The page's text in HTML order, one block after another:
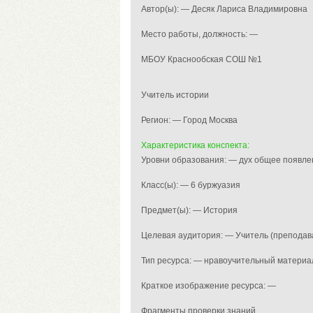
Автор(ы): — Десяк Лариса Владимировна
Место работы, должность: —
МБОУ Краснообская СОШ №1
Учитель истории
Регион: — Город Москва
Характеристика конспекта:
Уровни образования: — дух общее
Класс(ы): — 6 буржуазия
Предмет(ы): — История
Целевая аудитория: — Учитель
Тип ресурса: — нравоучительный
Краткое изображение ресурса: —
Фрагменты проверки знаний